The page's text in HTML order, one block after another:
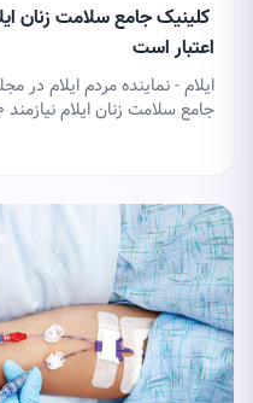
اعتبار است
ایلام - نماینده مردم ایلام
جامع سلامت زنان ایلام نیازمند ۲۵۰ میلیارد تومان اعتبار است.